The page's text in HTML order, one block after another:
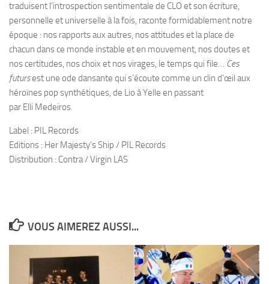
traduisent l’introspection sentimentale de CLO et son écriture,
personnelle et universelle à la fois, raconte formidablement notre
époque : nos rapports aux autres, nos attitudes et la place de
chacun dans ce monde instable et en mouvement, nos doutes et
nos certitudes, nos choix et nos virages, le temps qui file… Ces
futursest une ode dansante qui s’écoute comme un clin d’œil aux
héroïnes pop synthétiques, de Lio à Yelle en passant
par Elli Medeiros.
Label : PIL Records
Editions : Her Majesty’s Ship / PIL Records
Distribution : Contra / Virgin LAS
VOUS AIMEREZ AUSSI...